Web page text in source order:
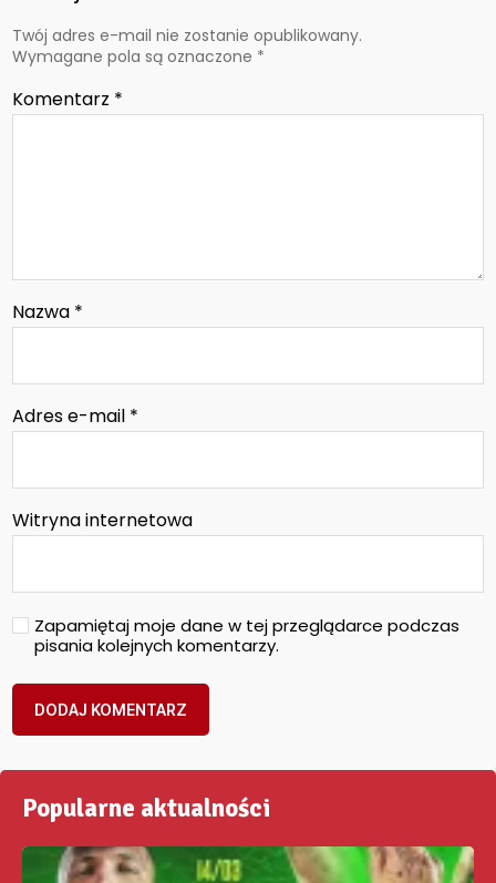
Twój adres e-mail nie zostanie opublikowany.
Wymagane pola są oznaczone *
Komentarz *
Nazwa *
Adres e-mail *
Witryna internetowa
Zapamiętaj moje dane w tej przeglądarce podczas
pisania kolejnych komentarzy.
Popularne aktualności